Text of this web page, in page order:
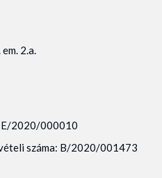
2.a.
E/2020/000010
száma: B/2020/001473